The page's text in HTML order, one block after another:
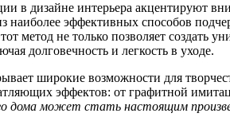
наиболее эффективных способов
метод не только позволяет создать
долговечность и легкость в уходе.
широкие возможности для
эффектов: от графитной
дома может стать настоящим